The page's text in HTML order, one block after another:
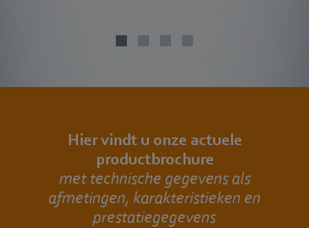
Hier vindt u onze actuele
productbrochure
met technische gegevens als
afmetingen, karakteristieken en
prestatiegegevens